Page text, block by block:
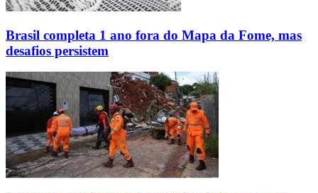
Brasil completa 1 ano fora do Mapa da Fome, mas
desafios persistem